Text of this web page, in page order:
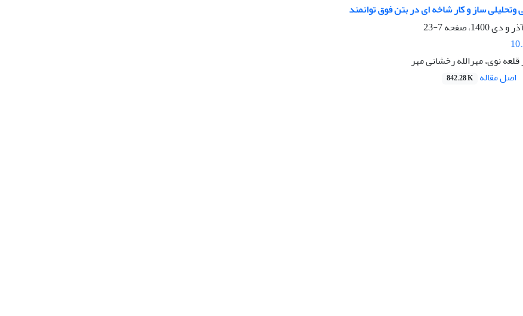
وتحلیلی ساز و کار شاخه ای در بتن فوق توانمند
7-23
نوی، مهرالله رخشانی مهر
اصل مقاله 842.28 K